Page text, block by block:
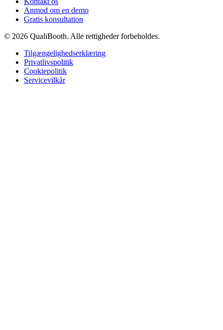
Anmod om en demo
Gratis konsultation
© 2026 QualiBooth. Alle rettigheder forbeholdes.
Tilgængelighedserklæring
Privatlivspolitik
Cookiepolitik
Servicevilkår